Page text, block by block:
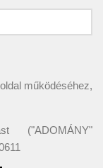
működéséhez,
("ADOMÁNY"